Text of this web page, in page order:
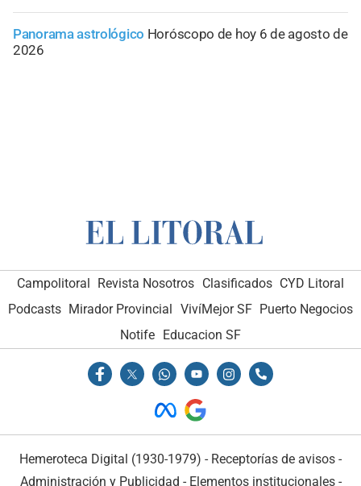
Panorama astrológico Horóscopo de hoy 6 de agosto de
2026
Campolitoral Revista Nosotros Clasificados CYD Litoral
Podcasts Mirador Provincial VivíMejor SF Puerto Negocios
Notife Educacion SF
Hemeroteca Digital (1930-1979) - Receptorías de avisos -
Administración y Publicidad - Elementos institucionales-